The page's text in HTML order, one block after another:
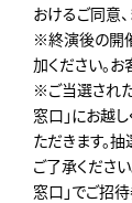
おけるご同意
※終演後の開
加ください。
※ご当選され
窓口」にお越
ただきます。
ご了承くださ
窓口」でご招